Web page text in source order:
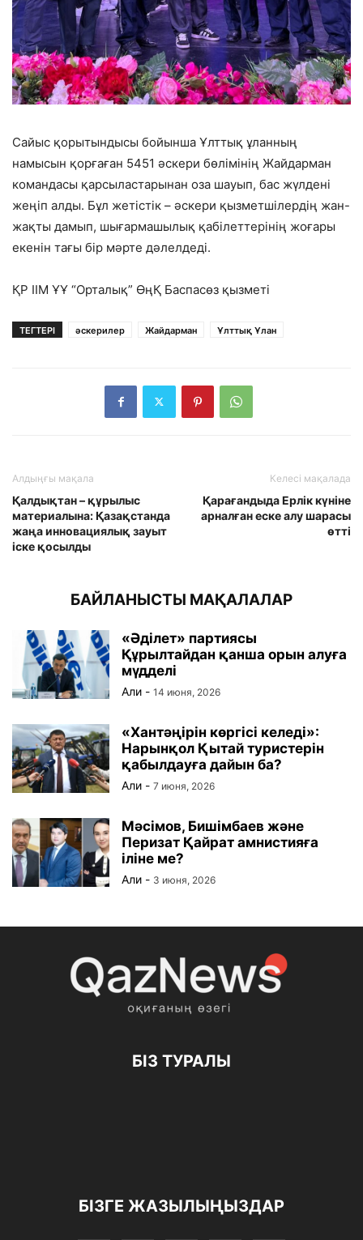
Сайыс қорытындысы бойынша Ұлттық ұланның
намысын қорғаған 5451 әскери бөлімінің Жайдарман
командасы қарсыластарынан оза шауып, бас жүлдені
жеңіп алды. Бұл жетістік – әскери қызметшілердің жан-
жақты дамып, шығармашылық қабілеттерінің жоғары
екенін тағы бір мәрте дәлелдеді.
ҚР ІІМ ҰҰ “Орталық” ӨңҚ Баспасөз қызметі
ТЕГТЕРІ әскерилер Жайдарман Ұлттық Ұлан
Алдыңғы мақала
Қалдықтан – құрылыс
материалына: Қазақстанда
жаңа инновациялық зауыт
іске қосылды
Келесі мақалада
Қарағандыда Ерлік күніне
арналған еске алу шарасы
өтті
БАЙЛАНЫСТЫ МАҚАЛАЛАР
«Әділет» партиясы
Құрылтайдан қанша орын алуға
мүдделі
Али - 14 июня, 2026
«Хантәңірін көргісі келеді»:
Нарынқол Қытай туристерін
қабылдауға дайын ба?
Али - 7 июня, 2026
Мәсімов, Бишімбаев және
Перизат Қайрат амнистияға
іліне ме?
Али - 3 июня, 2026
БІЗ ТУРАЛЫ
БІЗГЕ ЖАЗЫЛЫҢЫЗДАР